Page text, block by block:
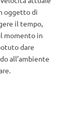
oggetto di
il tempo,
momento in
dare
all’ambiente